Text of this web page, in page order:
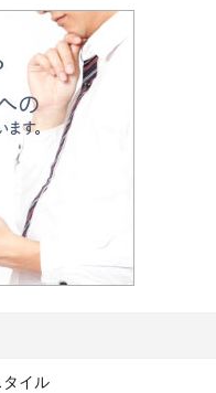
タイル